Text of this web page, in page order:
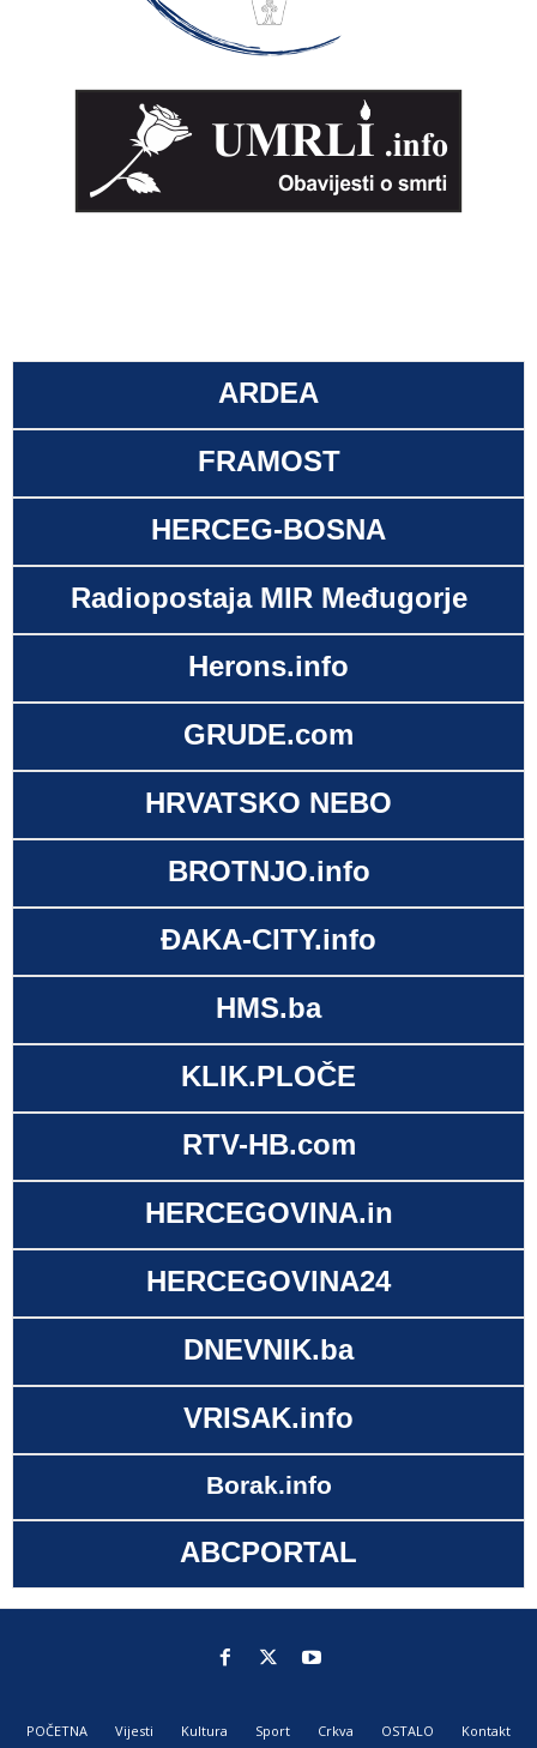
ARDEA
FRAMOST
HERCEG-BOSNA
Radiopostaja MIR Međugorje
Herons.info
GRUDE.com
HRVATSKO NEBO
BROTNJO.info
ĐAKA-CITY.info
HMS.ba
KLIK.PLOČE
RTV-HB.com
HERCEGOVINA.in
HERCEGOVINA24
DNEVNIK.ba
VRISAK.info
Borak.info
ABCPORTAL
POČETNA Vijesti Kultura Sport Crkva OSTALO Kontakt